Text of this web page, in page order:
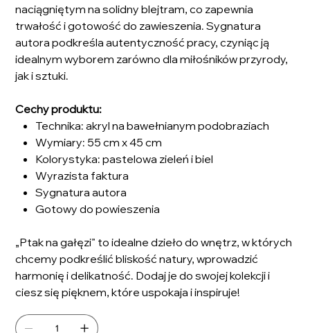
naciągniętym na solidny blejtram, co zapewnia
trwałość i gotowość do zawieszenia. Sygnatura
autora podkreśla autentyczność pracy, czyniąc ją
idealnym wyborem zarówno dla miłośników przyrody,
jak i sztuki.
Cechy produktu:
Technika: akryl na bawełnianym podobraziach
Wymiary: 55 cm x 45 cm
Kolorystyka: pastelowa zieleń i biel
Wyrazista faktura
Sygnatura autora
Gotowy do powieszenia
„Ptak na gałęzi” to idealne dzieło do wnętrz, w których
chcemy podkreślić bliskość natury, wprowadzić
harmonię i delikatność. Dodaj je do swojej kolekcji i
ciesz się pięknem, które uspokaja i inspiruje!